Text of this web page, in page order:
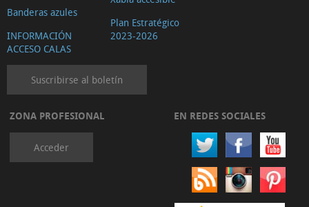
Banderas azules
INFORMACIÓN
ACCESO CALAS
Plan Estratégico
2023-2026
Suscribirse al boletín
ZONA PROFESIONAL
Acceder
EN REDES SOCIALES